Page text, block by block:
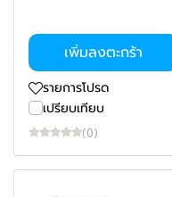
เพิ่มลงตะกร้า
รายการโปรด
เปรียบเทียบ
(0)